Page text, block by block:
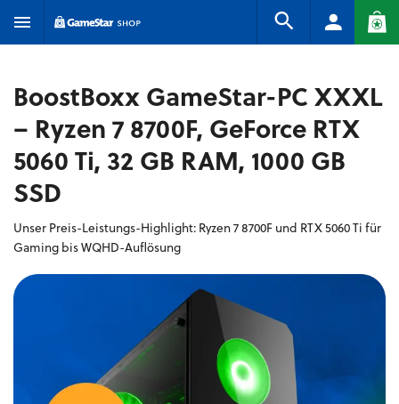
BoostBoxx GameStar-PC XXXL
– Ryzen 7 8700F, GeForce RTX
5060 Ti, 32 GB RAM, 1000 GB
SSD
Unser Preis-Leistungs-Highlight: Ryzen 7 8700F und RTX 5060 Ti für
Gaming bis WQHD-Auflösung